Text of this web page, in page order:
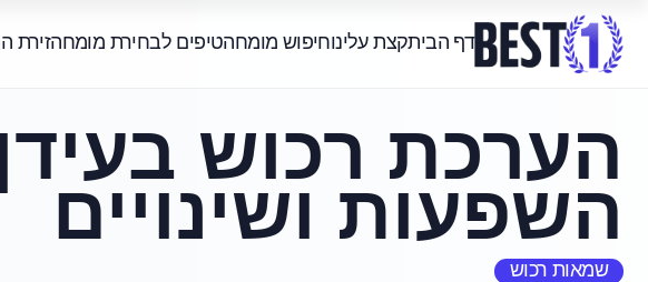
דף הביתקצת עלינוחיפוש מומחהטיפים לבחירת מומחהזירת
הערכת רכוש
השפעות ושינויים
שמאות רכוש